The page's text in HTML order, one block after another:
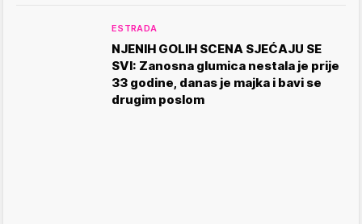
ESTRADA
NJENIH GOLIH SCENA SJEĆAJU SE
SVI: Zanosna glumica nestala je prije
33 godine, danas je majka i bavi se
drugim poslom